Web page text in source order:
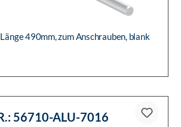
490mm, zum Anschrauben, blank
56710-ALU-7016